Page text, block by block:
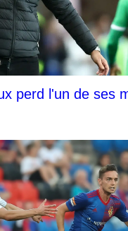
perd l'un de ses